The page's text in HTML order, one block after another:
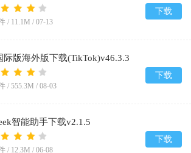
/ 11.1M / 07-13
下载
际版海外版下载(TikTok)v46.3.3
/ 555.3M / 08-03
下载
智能助手下载v2.1.5
/ 12.3M / 06-08
下载